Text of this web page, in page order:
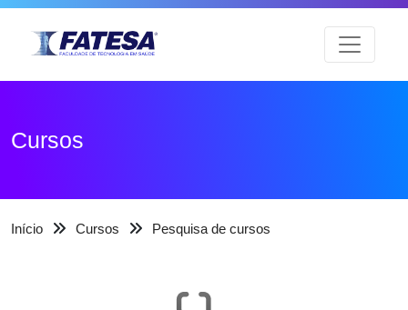
Cursos
Início Cursos Pesquisa de cursos